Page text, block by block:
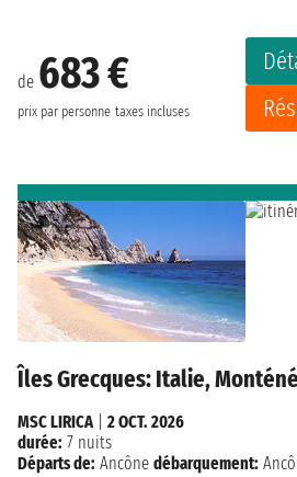
de 683 €
prix par personne taxes incluses
Îles Grecques: Italie,
MSC LIRICA| 2 OCT. 2026
durée: 7 nuits
Départs de: Ancône débarquement: